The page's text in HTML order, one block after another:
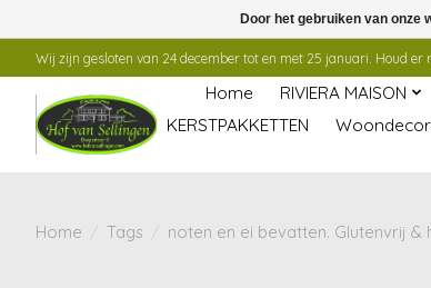
Wij zijn gesloten van 24 december tot en met 25 januari. Houd
Home RIVIERA MAISON
KERSTPAKKETTEN
Home Tags noten en ei bevatten. Glutenvrij &
Door het gebruiken van onze